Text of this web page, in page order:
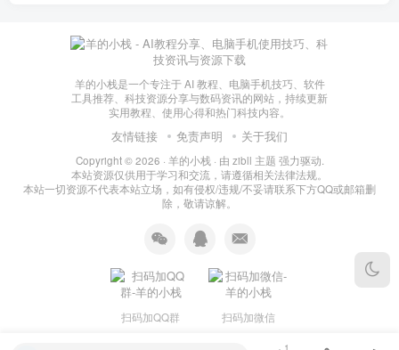
羊的小栈是一个专注于 AI 教程、电脑手机技巧、软件
工具推荐、科技资源分享与数码资讯的网站，持续更新
实用教程、使用心得和热门科技内容。
友情链接 免责声明 关于我们
Copyright © 2026 · 羊的小栈 · 由 zibll 主题 强力驱动.
本站资源仅供用于学习和交流，请遵循相关法律法规。
本站一切资源不代表本站立场，如有侵权/违规/不妥请联系下方QQ或邮箱删
除，敬请谅解。
扫码加QQ群 扫码加微信